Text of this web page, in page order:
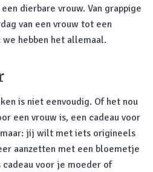
dierbare vrouw. Van grappige
van een vrouw tot een
hebben het allemaal.
is niet eenvoudig. Of het nou
een vrouw is, een cadeau voor
jij wilt met iets origineels
aanzetten met een bloemetje
voor je moeder of